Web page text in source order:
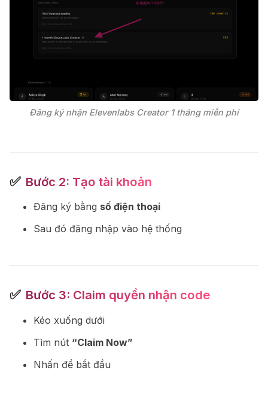
Đăng ký nhận Elevenlabs Creator 1 tháng miễn phí
✅ Bước 2: Tạo tài khoản
Đăng ký bằng số điện thoại
Sau đó đăng nhập vào hệ thống
✅ Bước 3: Claim quyền nhận code
Kéo xuống dưới
Tìm nút “Claim Now”
Nhấn để bắt đầu